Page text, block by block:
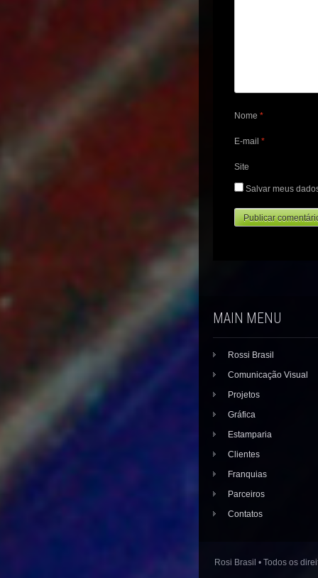
Nome *
E-mail *
Site
Salvar meus
MAIN MENU
Rossi Brasil
Comunicação Visual
Projetos
Gráfica
Estamparia
Clientes
Franquias
Parceiros
Contatos
Rosi Brasil • Todos os